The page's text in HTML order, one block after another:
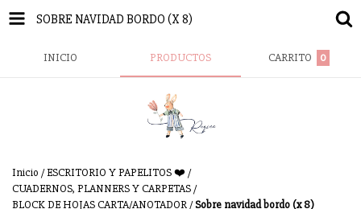
SOBRE NAVIDAD BORDO (X 8)
INICIO PRODUCTOS CARRITO 0
Inicio /ESCRITORIO Y PAPELITOS ❤️ /
CUADERNOS, PLANNERS Y CARPETAS/
BLOCK DE HOJAS CARTA/ANOTADOR/Sobre navidad bordo (x 8)